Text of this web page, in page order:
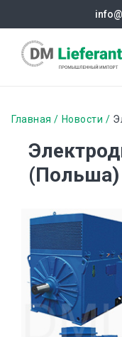
содержанию
Строка
навигации
Главная Новости
(Польша)